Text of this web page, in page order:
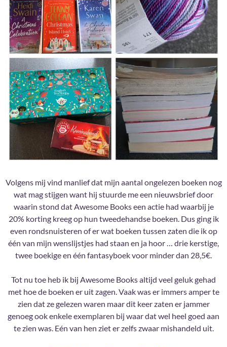
Volgens mij vind manlief dat mijn aantal ongelezen boeken nog
wat mag stijgen want hij stuurde me een nieuwsbrief door
waarin stond dat Awesome Books een actie had waarbij je
20% korting kreeg op hun tweedehandse boeken. Dus ging ik
even rondsnuisteren of er wat boeken tussen zaten die ik op
één van mijn wenslijstjes had staan en ja hoor … drie kerstige,
twee boekige en één fantasyboek voor minder dan 28,5€.
Tot nu toe heb ik bij Awesome Books altijd veel geluk gehad
met hoe de boeken er uit zagen. Vaak was er immers amper te
zien dat ze gelezen waren maar dit keer zaten er jammer
genoeg ook enkele exemplaren bij waar dat wel heel goed aan
te zien was. Eén van hen ziet er zelfs zwaar mishandeld uit.